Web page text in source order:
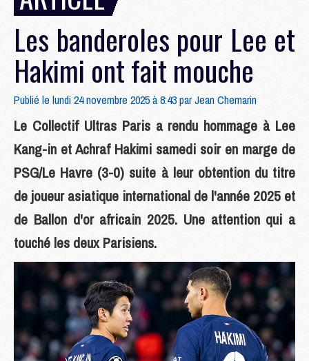
Les banderoles pour Lee et
Hakimi ont fait mouche
Publié le lundi 24 novembre 2025 à 8:43 parJean Chemarin
Le Collectif Ultras Paris a rendu hommage à Lee
Kang-in et Achraf Hakimi samedi soir en marge de
PSG/Le Havre (3-0) suite à leur obtention du titre
de joueur asiatique international de l'année 2025 et
de Ballon d'or africain 2025. Une attention qui a
touché les deux Parisiens.